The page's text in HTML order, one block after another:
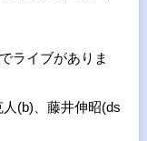
ライブがありま
(b)、藤井伸昭(ds